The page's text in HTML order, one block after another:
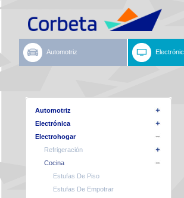
Automotriz
Automotriz
Electrónica
Electrohogar
Refrigeración
Cocina
Estufas De Piso
Estufas De Empotrar